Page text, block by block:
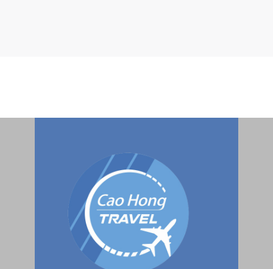
錄等，做為我們增進網站服務的參考依據，此記錄為內部應
分析，分析結果之統計數據或說明文字呈現，除供內部研究
外，我們會視需要公佈統計數據及說明文字，但不涉及特定個
除非取得您的同意或其他法令之特別規定，本網站絕不會將您
的個人資料揭露予第三人或使用於蒐集目的以外之其他用途。
在您於本網站註冊帳號、使用本網站相關產品、服務、活動或
贈獎時，本網站會收集您的個人識別資料，本網站也可以從商
業夥伴處取得個人資料。
當客戶在本網站註冊時，我們會取得您的姓名、電話、住址、
身份證字號、電子郵件、出生日期、性別、行業等相關資料，